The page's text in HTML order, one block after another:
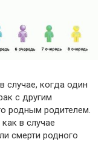
случае, когда один
с другим
родным родителем.
в случае
смерти родного